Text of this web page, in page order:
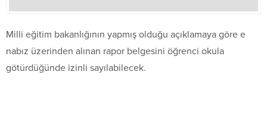
Milli eğitim bakanlığının yapmış olduğu açıklamaya göre e
nabız üzerinden alınan rapor belgesini öğrenci okula
götürdüğünde izinli sayılabilecek.